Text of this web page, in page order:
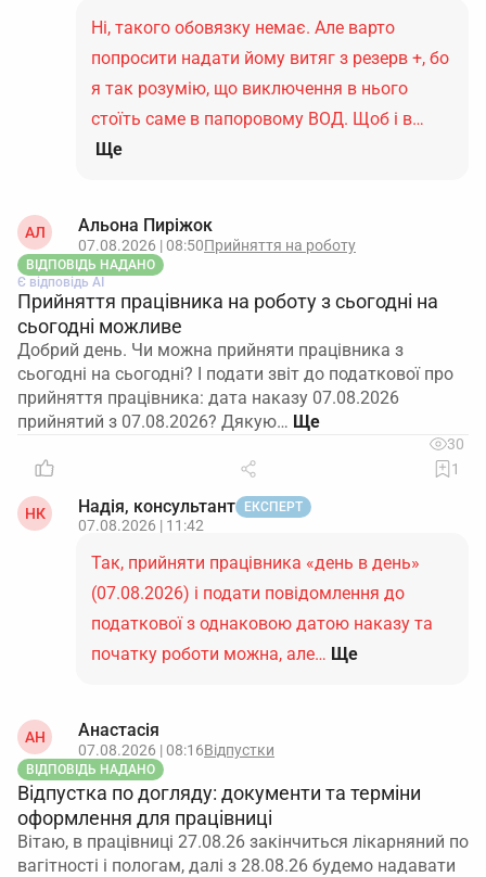
Ні, такого обовязку немає. Але варто
попросити надати йому витяг з резерв +, бо
я так розумію, що виключення в нього
стоїть саме в папоровому ВОД. Щоб і в…
Ще
АЛ Альона Пиріжок
07.08.2026 | 08:50Прийняття на роботу
ВІДПОВІДЬ НАДАНО
Є відповідь АІ
Прийняття працівника на роботу з сьогодні на
сьогодні можливе
Добрий день. Чи можна прийняти працівника з
сьогодні на сьогодні? І подати звіт до податкової про
прийняття працівника: дата наказу 07.08.2026
прийнятий з 07.08.2026? Дякую…
30
1
НК Надія, консультант ЕКСПЕРТ
07.08.2026 | 11:42
Так, прийняти працівника «день в день»
(07.08.2026) і подати повідомлення до
податкової з однаковою датою наказу та
початку роботи можна, але… Ще
АН Анастасія
07.08.2026 | 08:16Відпустки
ВІДПОВІДЬ НАДАНО
Відпустка по догляду: документи та терміни
оформлення для працівниці
Вітаю, в працівниці 27.08.26 закінчиться лікарняний по
вагітності і пологам, далі з 28.08.26 будемо надавати